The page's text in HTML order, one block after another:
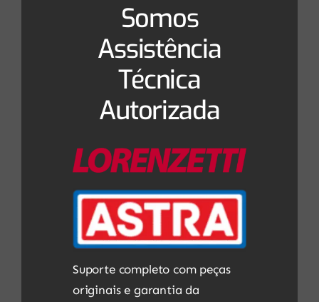
Somos
Assistência
Técnica
Autorizada
Suporte completo com peças
originais e garantia da